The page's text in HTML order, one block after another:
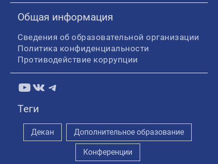
Общая информация
Сведения об образовательной организации
Политика конфиденциальности
Противодействие коррупции
YouTube
ВКонтакте
Telegram
Теги
Декан Дополнительное образование
Конференции